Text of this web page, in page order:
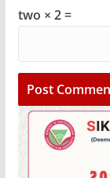
two × 2 =